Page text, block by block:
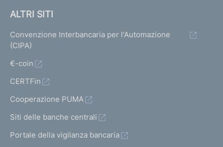
ALTRI SITI
Convenzione Interbancaria per l'Automazione
(CIPA)
€-coin
CERTFin
Cooperazione PUMA
Siti delle banche centrali
Portale della vigilanza bancaria